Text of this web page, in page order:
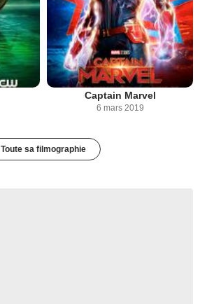
Captain Marvel
6 mars 2019
Toute sa filmographie